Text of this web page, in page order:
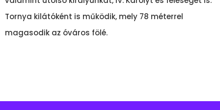
Tornya kilátóként is működik, mely 78 méterrel
magasodik az óváros fölé.